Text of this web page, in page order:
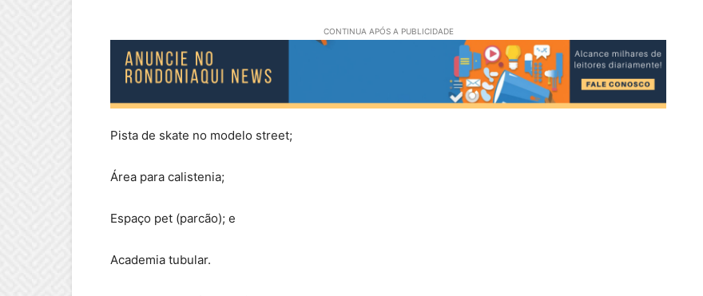
CONTINUA APÓS A PUBLICIDADE
Pista de skate no modelo street;
Área para calistenia;
Espaço pet (parcão); e
Academia tubular.